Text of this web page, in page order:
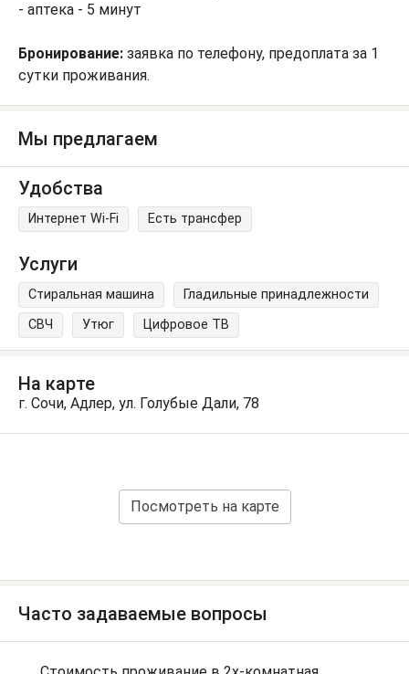
- аптека - 5 минут
Бронирование: заявка по телефону, предоплата за 1
сутки проживания.
Мы предлагаем
Удобства
Интернет Wi-Fi Есть трансфер
Услуги
Стиральная машина
Гладильные принадлежности
СВЧ
Утюг Цифровое ТВ
На карте
г. Сочи, Адлер, ул. Голубые Дали, 78
Посмотреть на карте
Часто задаваемые вопросы